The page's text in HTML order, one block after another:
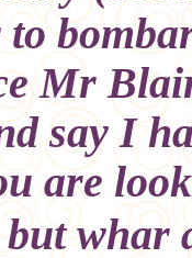
to
Mr
say I
are
but whar